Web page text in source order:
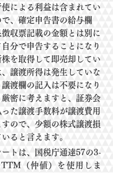
使による利益は含まれてい
で、確定申告書の給与欄
徴収票記載の金額とは別に
分で申告することになり
株を取得して即売却してい
、譲渡所得は発生していな
譲渡欄の記入は不要になり
密に考えますと、 証券会
た譲渡手数料が譲渡費用
すので、少額の株式譲渡損
ると言えま す。
トは、国税庁通達57の3-
（仲値）を使用しま